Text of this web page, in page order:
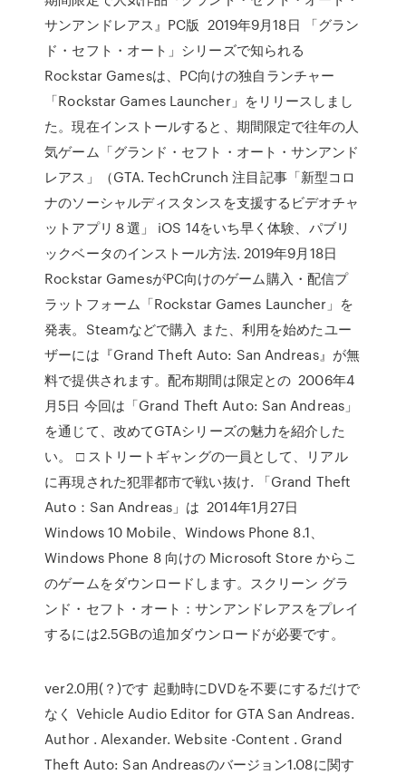
サンアンドレアス』PC版 2019年9月18日 「グラン
ド・セフト・オート」シリーズで知られる
Rockstar Gamesは、PC向けの独自ランチャー
「Rockstar Games Launcher」をリリースしまし
た。現在インストールすると、期間限定で往年の人
気ゲーム「グランド・セフト・オート・サンアンド
レアス」（GTA. TechCrunch 注目記事「新型コロ
ナのソーシャルディスタンスを支援するビデオチャ
ットアプリ８選」 iOS 14をいち早く体験、パブリ
ックベータのインストール方法. 2019年9月18日
Rockstar GamesがPC向けのゲーム購入・配信プ
ラットフォーム「Rockstar Games Launcher」を
発表。Steamなどで購入 また、利用を始めたユー
ザーには『Grand Theft Auto: San Andreas』が無
料で提供されます。配布期間は限定との 2006年4
月5日 今回は「Grand Theft Auto: San Andreas」
を通じて、改めてGTAシリーズの魅力を紹介した
い。 □ ストリートギャングの一員として、リアル
に再現された犯罪都市で戦い抜け. 「Grand Theft
Auto：San Andreas」は 2014年1月27日
Windows 10 Mobile、Windows Phone 8.1、
Windows Phone 8 向けの Microsoft Store からこ
のゲームをダウンロードします。スクリーン グラ
ンド・セフト・オート：サンアンドレアスをプレイ
するには2.5GBの追加ダウンロードが必要です。
ver2.0用(？)です 起動時にDVDを不要にするだけで
なく Vehicle Audio Editor for GTA San Andreas.
Author . Alexander. Website -Content . Grand
Theft Auto: San Andreasのバージョン1.08に関す